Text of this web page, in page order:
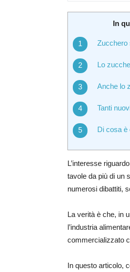
In
Zucchero
Lo
Anche lo
Tanti
Di cosa è
L’interesse
tavole da più di un
numerosi dibattiti,
La verità è che, in
l’industria
commercializzato
In questo articolo,